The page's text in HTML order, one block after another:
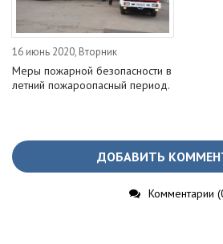
16 июнь 2020, Вторник
Меры пожарной безопасности в
летний пожароопасный период.
ДОБАВИТЬ
Комментарии